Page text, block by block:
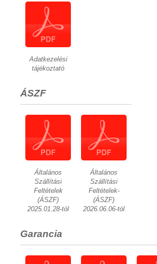
Adatkezelési
tájékoztató
ÁSZF
Általános
Szállítási
Feltételek
(ÁSZF)
2025.01.28-tól
Általános
Szállítási
Feltételek-
(ÁSZF)
2026.06.06-tól
Garancia